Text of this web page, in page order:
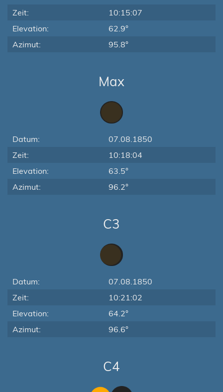
Zeit:
10:15:07
Elevation:
62.9°
Azimut:
95.8°
Max
Datum:
07.08.1850
Zeit:
10:18:04
Elevation:
63.5°
Azimut:
96.2°
C3
Datum:
07.08.1850
Zeit:
10:21:02
Elevation:
64.2°
Azimut:
96.6°
C4